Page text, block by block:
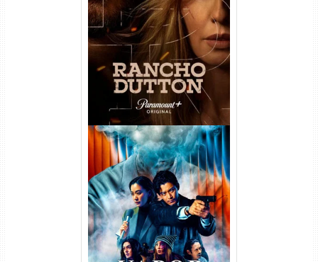
Rancho Dutton 1ª
Temporada Torrent (2026)
WEB-DL 1080p Dual Áudio
Vapor Humano 1ª Temporada
Torrent (2026) WEB-DL 1080p
Dual Áudio